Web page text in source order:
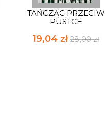
TAŃCZĄC PRZECIW
PUSTCE
19,04 zł28,00 zł